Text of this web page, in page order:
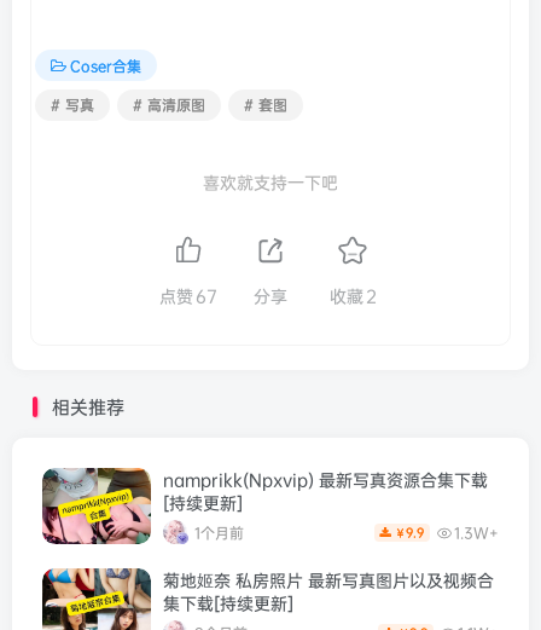
Coser合集
# 写真
# 高清原图 # 套图
喜欢就支持一下吧
点赞 67 分享 收藏2
相关推荐
namprikk(Npxvip) 最新写真资源合集下载
[持续更新]
1个月前 ￥9.9 1.3W+
菊地姬奈 私房照片 最新写真图片以及视频合
集下载[持续更新]